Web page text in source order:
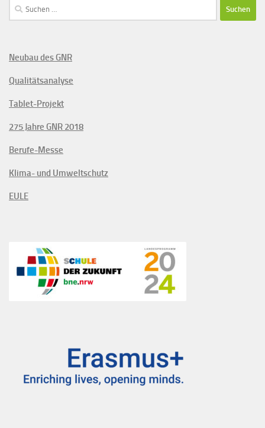
Suchen
nach:
Neubau des GNR
Qualitätsanalyse
Tablet-Projekt
275 Jahre GNR 2018
Berufe-Messe
Klima- und Umweltschutz
EULE